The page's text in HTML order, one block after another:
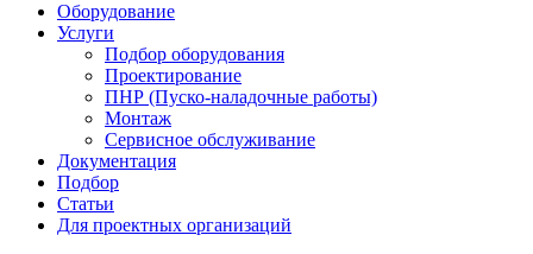
Оборудование
Услуги
Подбор оборудования
Проектирование
ПНР (Пуско-наладочные работы)
Монтаж
Сервисное обслуживание
Документация
Подбор
Статьи
Для проектных организаций